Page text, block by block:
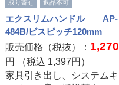
取り寄せ 返品不可
エクスリムハンドル AP-
484B/ビスピッチ120mm
販売価格（税抜）： 1,270
円 （税込 1,397円）
家具引き出し、システムキ